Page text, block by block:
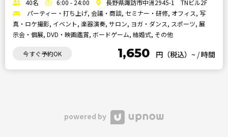
40名 6:00 - 24:00
長野県諏訪市中洲2945-1 TNビル2F
パーティー・打ち上げ, 会議・商談, セミナー・研修, オフィス, 写
真・ロケ撮影, イベント, 楽器演奏, サロン, ヨガ・ダンス, スポーツ, 展
示会・個展, DVD・映画鑑賞, ボードゲーム, 結婚式, その他
今すぐ予約OK 1,650 円（税込）~ /時間
powered by